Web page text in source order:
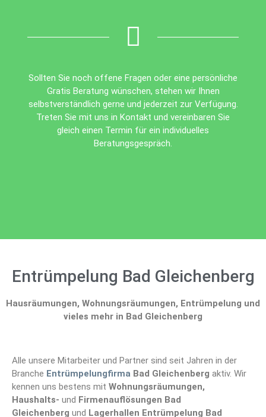
Sollten Sie noch offene Fragen oder eine persönliche
Gratis Beratung wünschen, stehen wir Ihnen
selbstverständlich gerne und jederzeit zur Verfügung.
Treten Sie mit uns in Kontakt und vereinbaren Sie
gleich einen Termin für ein individuelles
Beratungsgespräch.
Entrümpelung Bad Gleichenberg
Hausräumungen, Wohnungsräumungen, Entrümpelung und
vieles mehr in Bad Gleichenberg
Alle unsere Mitarbeiter und Partner sind seit Jahren in der
Branche Entrümpelungfirma Bad Gleichenberg aktiv. Wir
kennen uns bestens mit Wohnungsräumungen,
Haushalts- und Firmenauflösungen Bad
Gleichenberg und Lagerhallen Entrümpelung Bad